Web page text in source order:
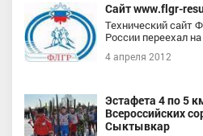
Сайт www.flgr-
Технический сайт
России переехал
4 апреля 2012
Эстафета 4 по 5
Всероссийских
Сыктывкар